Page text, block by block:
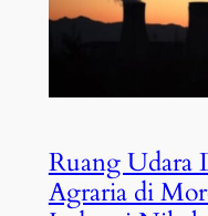
Ruang Udara
Agraria di